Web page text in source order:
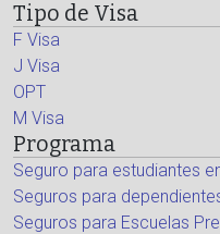
Tipo de Visa
F Visa
J Visa
OPT
M Visa
Programa
Seguro para estudiantes
Seguros para
Seguros para Escuelas